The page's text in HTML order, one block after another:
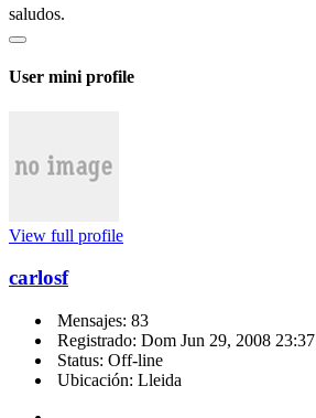
saludos.
User mini profile
View full profile
carlosf
Mensajes: 83
Registrado: Dom Jun 29, 2008 23:37
Status: Off-line
Ubicación: Lleida